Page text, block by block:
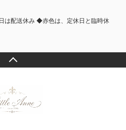
配送休み ◆赤色は、定休日と臨時休